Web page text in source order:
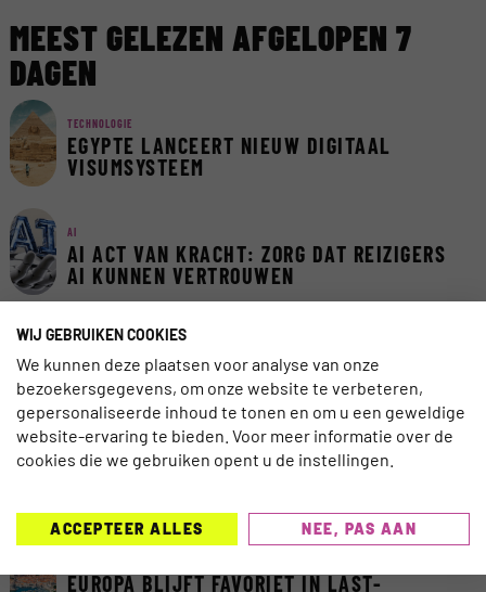
MEEST GELEZEN AFGELOPEN 7
DAGEN
TECHNOLOGIE
EGYPTE LANCEERT NIEUW DIGITAAL
VISUMSYSTEEM
AI
AI ACT VAN KRACHT: ZORG DAT REIZIGERS
AI KUNNEN VERTROUWEN
TRAVELNIEUWS
CORENDON NU OOK TELEFONISCH
BEREIKBAAR VOOR DOVEN EN
SLECHTHORENDEN
TRAVELNIEUWS
EDINBURGH VOERT ALS EERSTE SCHOTSE
EUROPA BLIJFT FAVORIET IN LAST-
WIJ GEBRUIKEN COOKIES
We kunnen deze plaatsen voor analyse van onze
bezoekersgegevens, om onze website te verbeteren,
gepersonaliseerde inhoud te tonen en om u een geweldige
website-ervaring te bieden. Voor meer informatie over de
cookies die we gebruiken opent u de instellingen.
ACCEPTEER ALLES NEE, PAS AAN